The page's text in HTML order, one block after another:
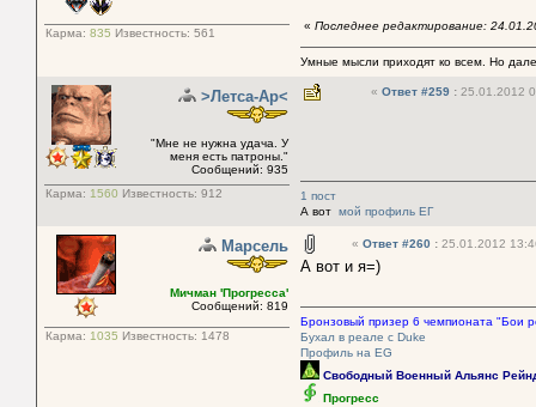
Карма: 835 Известность: 561
« Последнее редактирование:
Умные мысли приходят ко всем. Но
>Летса-Ар<
"Мне не нужна удача. У
меня есть патроны."
Сообщений: 935
Карма: 1560 Известность: 912
« Ответ #259 : 25.01.2012
1 пост
А вот мой профиль ЕГ
Марсель
Мичман 'Прогресса'
Сообщений: 819
Карма: 1035 Известность: 1478
« Ответ #260 : 25.01.2012
А вот и я=)
Бронзовый призер 6 чемпионата "Бои
Бухал в реале с Duke
Профиль на EG
Свободный Военный Альянс
Прогресс